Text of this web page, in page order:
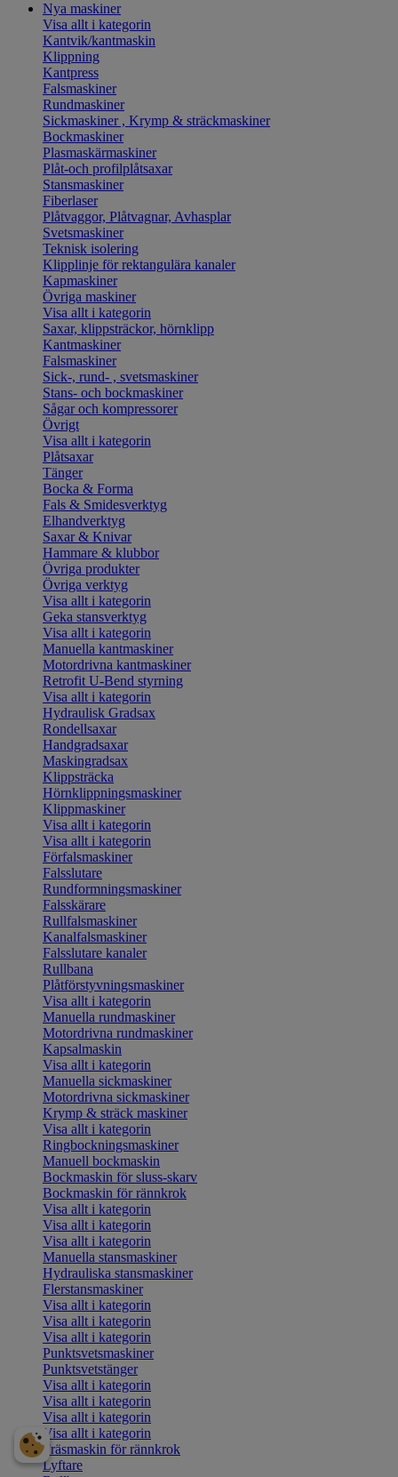
Nya maskiner
Visa allt i kategorin
Kantvik/kantmaskin
Klippning
Kantpress
Falsmaskiner
Rundmaskiner
Sickmaskiner , Krymp & sträckmaskiner
Bockmaskiner
Plasmaskärmaskiner
Plåt-och profilplåtsaxar
Stansmaskiner
Fiberlaser
Plåtvaggor, Plåtvagnar, Avhasplar
Svetsmaskiner
Teknisk isolering
Klipplinje för rektangulära kanaler
Kapmaskiner
Övriga maskiner
Visa allt i kategorin
Saxar, klippsträckor, hörnklipp
Kantmaskiner
Falsmaskiner
Sick-, rund- , svetsmaskiner
Stans- och bockmaskiner
Sågar och kompressorer
Övrigt
Visa allt i kategorin
Plåtsaxar
Tänger
Bocka & Forma
Fals & Smidesverktyg
Elhandverktyg
Saxar & Knivar
Hammare & klubbor
Övriga produkter
Övriga verktyg
Visa allt i kategorin
Geka stansverktyg
Visa allt i kategorin
Manuella kantmaskiner
Motordrivna kantmaskiner
Retrofit U-Bend styrning
Visa allt i kategorin
Hydraulisk Gradsax
Rondellsaxar
Handgradsaxar
Maskingradsax
Klippsträcka
Hörnklippningsmaskiner
Klippmaskiner
Visa allt i kategorin
Visa allt i kategorin
Förfalsmaskiner
Falsslutare
Rundformningsmaskiner
Falsskärare
Rullfalsmaskiner
Kanalfalsmaskiner
Falsslutare kanaler
Rullbana
Plåtförstyvningsmaskiner
Visa allt i kategorin
Manuella rundmaskiner
Motordrivna rundmaskiner
Kapsalmaskin
Visa allt i kategorin
Manuella sickmaskiner
Motordrivna sickmaskiner
Krymp & sträck maskiner
Visa allt i kategorin
Ringbockningsmaskiner
Manuell bockmaskin
Bockmaskin för sluss-skarv
Bockmaskin för rännkrok
Visa allt i kategorin
Visa allt i kategorin
Visa allt i kategorin
Manuella stansmaskiner
Hydrauliska stansmaskiner
Flerstansmaskiner
Visa allt i kategorin
Visa allt i kategorin
Visa allt i kategorin
Punktsvetsmaskiner
Punktsvetstänger
Visa allt i kategorin
Visa allt i kategorin
Visa allt i kategorin
Visa allt i kategorin
Fräsmaskin för rännkrok
Lyftare